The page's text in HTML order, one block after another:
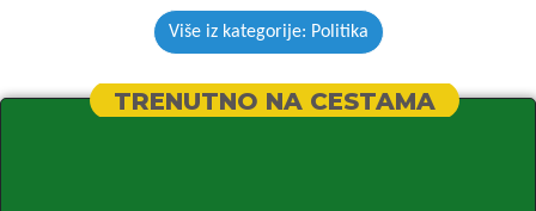
Više iz kategorije: Politika
TRENUTNO NA CESTAMA